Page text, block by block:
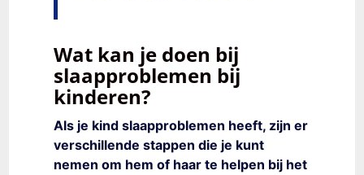
Wat kan je doen bij
slaapproblemen bij
kinderen?
Als je kind slaapproblemen heeft, zijn er
verschillende stappen die je kunt
nemen om hem of haar te helpen bij het